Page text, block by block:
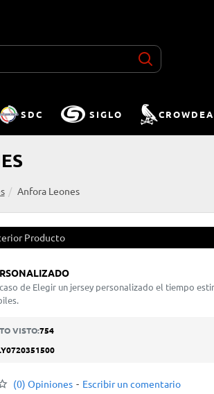
SDC SIGLO
Anfora Leones
Producto
de Elegir un jersey personalizado el tiempo
VISTO:754
(0) Opiniones - Escribir un comentario